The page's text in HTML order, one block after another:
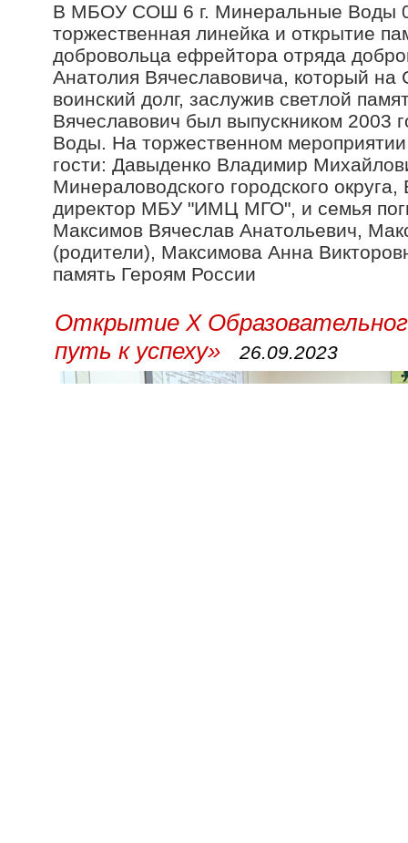
В МБОУ СОШ 6 г. Минеральные Воды
торжественная линейка и открытие
добровольца ефрейтора отряда
Анатолия Вячеславовича, который
воинский долг, заслужив светлой
Вячеславович был выпускником 2003
Воды. На торжественном
гости: Давыденко Владимир
Минераловодского городского
директор МБУ "ИМЦ МГО", и семья
Максимов Вячеслав Анатольевич,
(родители), Максимова Анна
память Героям России
Открытие Х
путь к успеху»26.09.2023